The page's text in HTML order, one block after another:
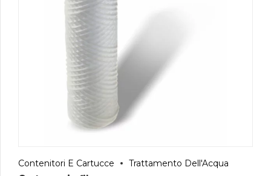
Contenitori E Cartucce Trattamento Dell'Acqua